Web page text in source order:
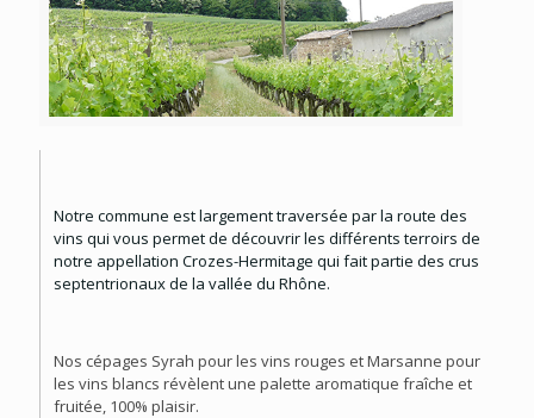
Notre commune est largement traversée par la route des
vins qui vous permet de découvrir les différents terroirs de
notre appellation Crozes-Hermitage qui fait partie des crus
septentrionaux de la vallée du Rhône.
Nos cépages Syrah pour les vins rouges et Marsanne pour
les vins blancs révèlent une palette aromatique fraîche et
fruitée, 100% plaisir.